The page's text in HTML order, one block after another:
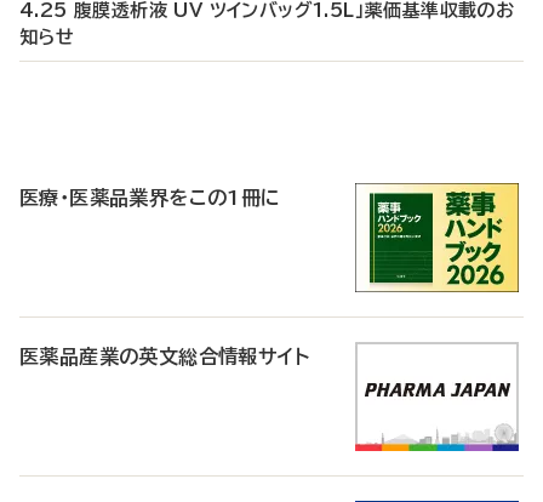
4.25 腹膜透析液 UV ツインバッグ1.5L」薬価基準収載のお
知らせ
医療・医薬品業界をこの1冊に
医薬品産業の英文総合情報サイト